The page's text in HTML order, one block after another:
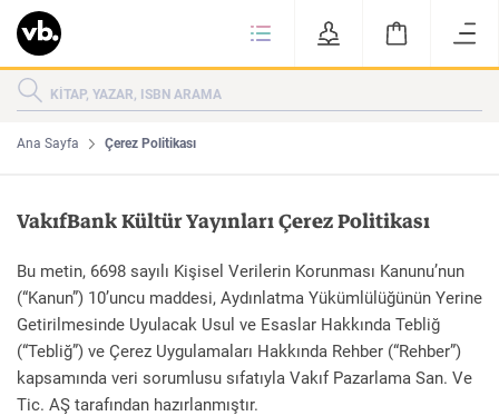
KATEGORİLER
Tarih Edebiyat
Sanat İktisat
KİTAPLAR
ÇOK SATANLAR
MUTFAK
KİTAPLAR
YAZARLAR
HAKKIMIZDA
GİZLİLİK POLİTİKASI
Ana Sayfa Çerez Politikası
VakıfBank Kültür Yayınları Çerez Politikası
Bu metin, 6698 sayılı Kişisel Verilerin Korunması Kanunu’nun
(“Kanun”) 10’uncu maddesi, Aydınlatma Yükümlülüğünün Yerine
Getirilmesinde Uyulacak Usul ve Esaslar Hakkında Tebliğ
(“Tebliğ”) ve Çerez Uygulamaları Hakkında Rehber (“Rehber”)
kapsamında veri sorumlusu sıfatıyla Vakıf Pazarlama San. Ve
Tic. AŞ tarafından hazırlanmıştır.